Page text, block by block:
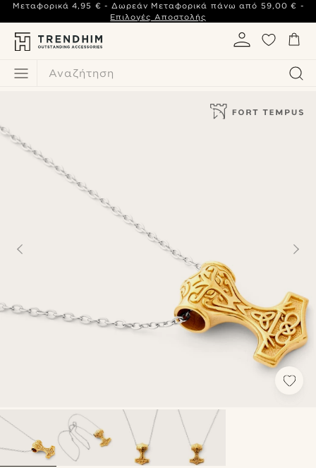
Αναζήτηση
Μεταφορικά 4,95 € - Δωρεάν Μεταφορικά πάνω από 59,00 € -
Επιλογές Αποστολής